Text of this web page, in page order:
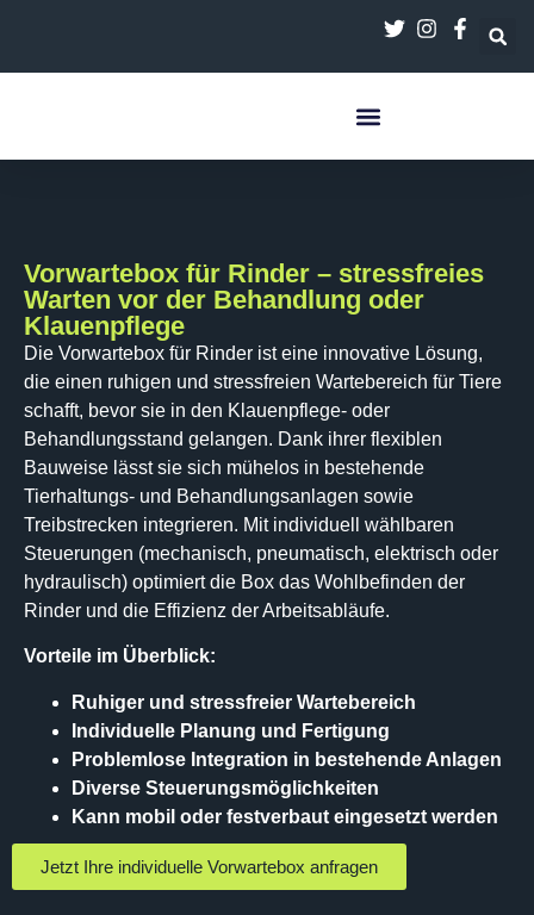
Vorwartebox für Rinder – stressfreies
Warten vor der Behandlung oder
Klauenpflege
Die Vorwartebox für Rinder ist eine innovative Lösung,
die einen ruhigen und stressfreien Wartebereich für Tiere
schafft, bevor sie in den Klauenpflege- oder
Behandlungsstand gelangen. Dank ihrer flexiblen
Bauweise lässt sie sich mühelos in bestehende
Tierhaltungs- und Behandlungsanlagen sowie
Treibstrecken integrieren. Mit individuell wählbaren
Steuerungen (mechanisch, pneumatisch, elektrisch oder
hydraulisch) optimiert die Box das Wohlbefinden der
Rinder und die Effizienz der Arbeitsabläufe.
Vorteile im Überblick:
Ruhiger und stressfreier Wartebereich
Individuelle Planung und Fertigung
Problemlose Integration in bestehende Anlagen
Diverse Steuerungsmöglichkeiten
Kann mobil oder festverbaut eingesetzt werden
Jetzt Ihre individuelle Vorwartebox anfragen